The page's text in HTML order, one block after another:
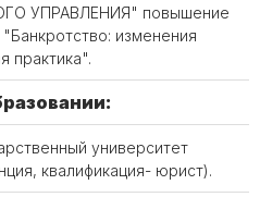
УПРАВЛЕНИЯ" повышение
изменения
практика".
университет
квалификация- юрист).